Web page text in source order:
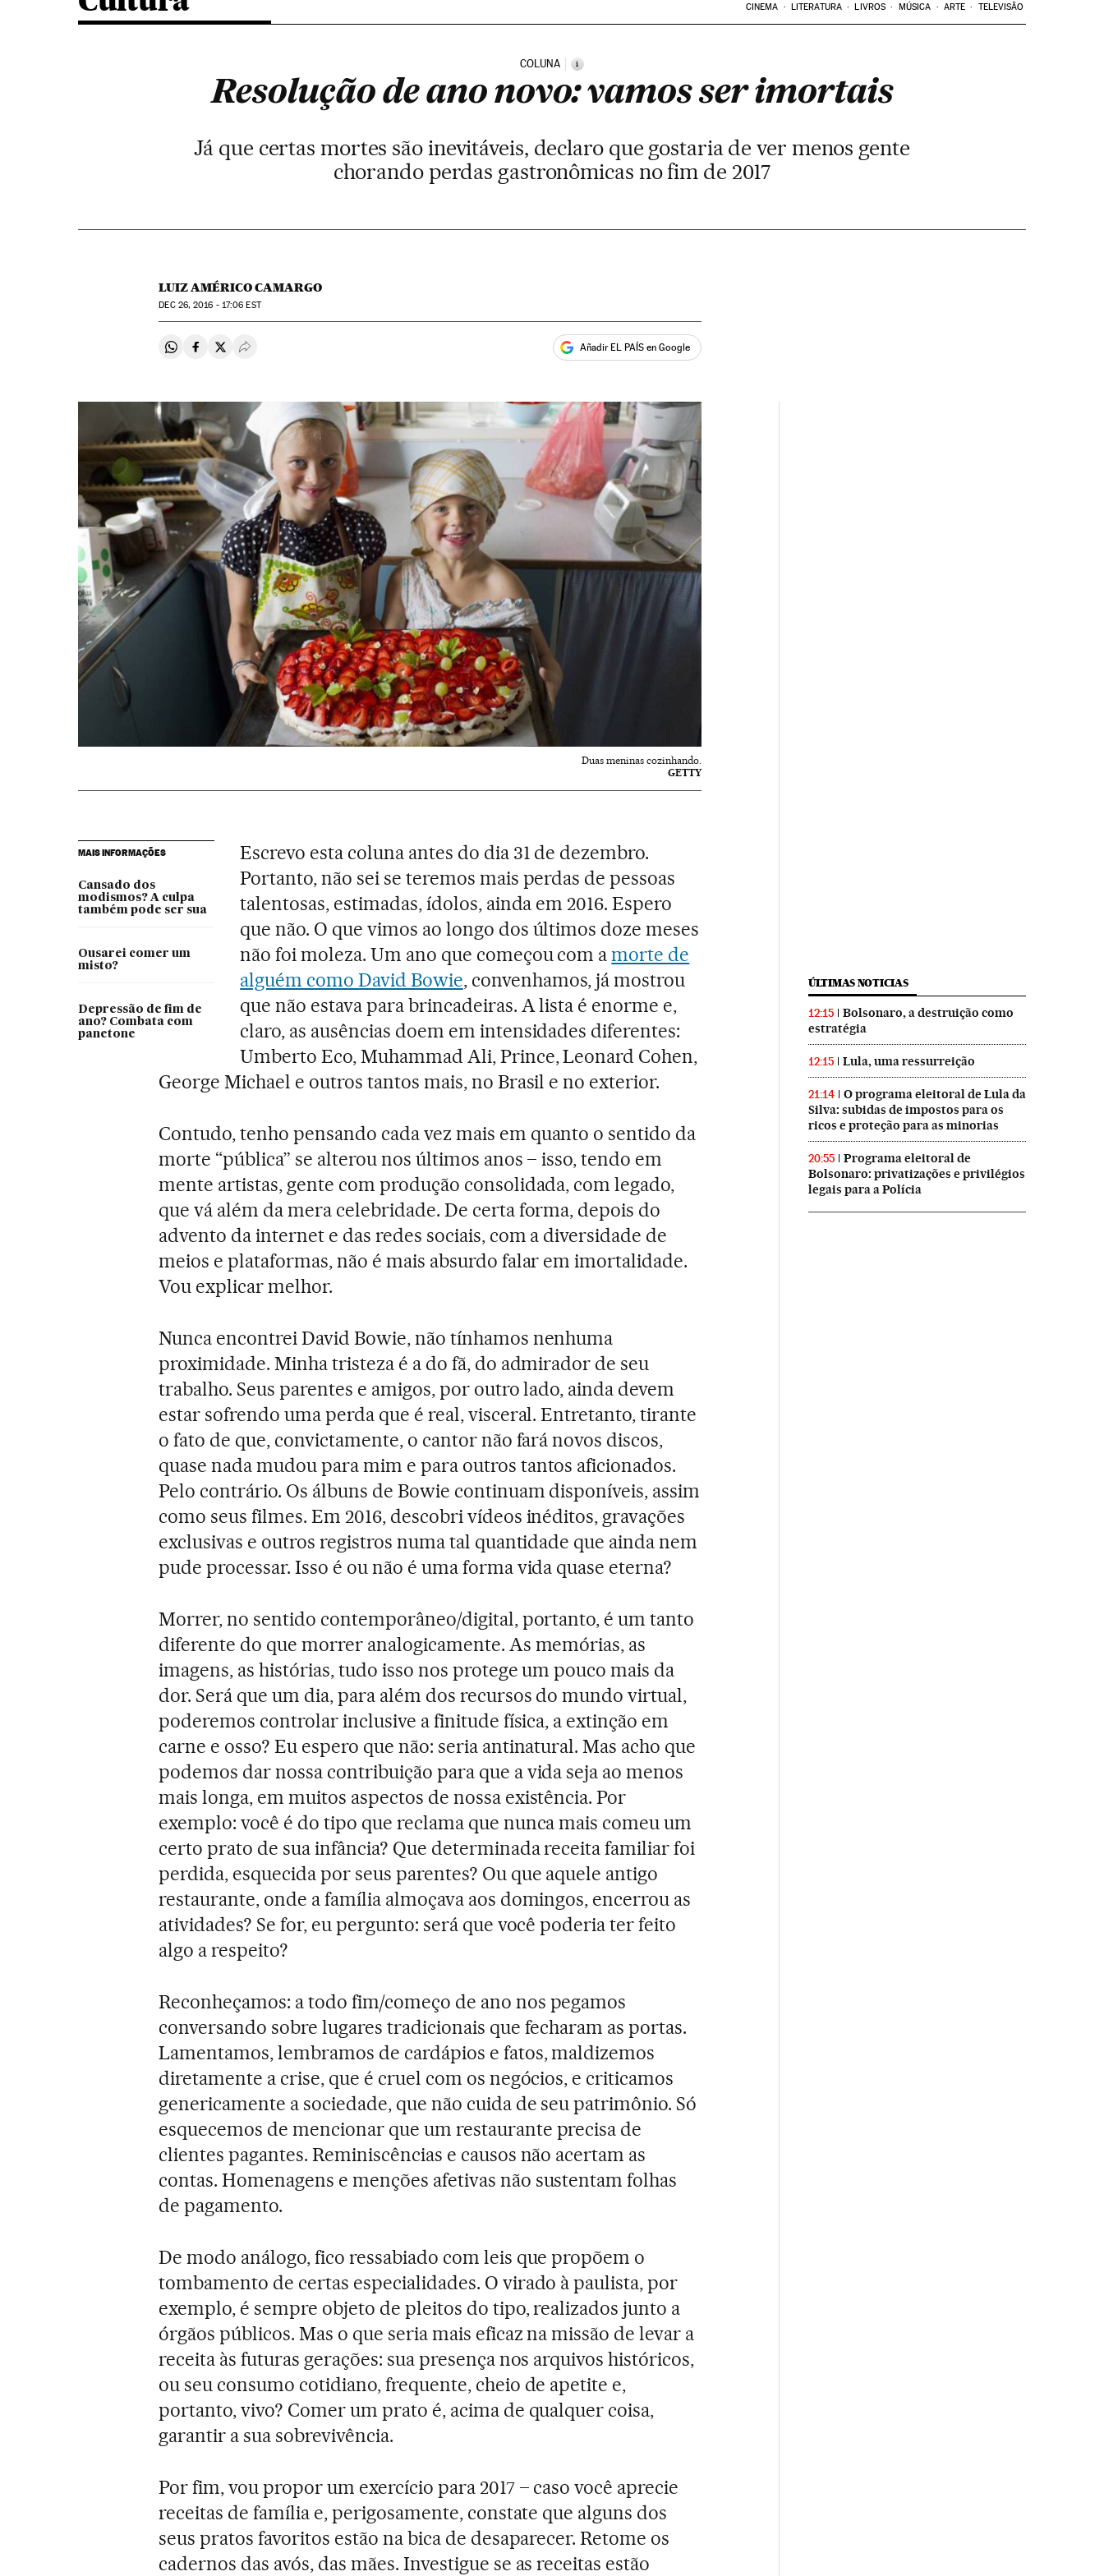
CINEMA LITERATURA LIVROS MÚSICA ARTE TELEVISÃO
COLUNA i
Resolução de ano novo: vamos ser imortais
Já que certas mortes são inevitáveis, declaro que gostaria de ver menos gente
chorando perdas gastronômicas no fim de 2017
LUIZ AMÉRICO CAMARGO
DEC26, 2016 - 17:06 EST
Compartir en Whatsapp
Compartir en Facebook
Compartir en Twitter
Desplegar Redes Sociales Añadir EL PAÍS en Google
Duas meninas cozinhando.
GETTY
MAIS INFORMAÇÕES
Cansado dos
modismos? A culpa
também pode ser sua
Ousarei comer um
misto?
Depressão de fim de
ano? Combata com
panetone
Escrevo esta coluna antes do dia 31 de dezembro.
Portanto, não sei se teremos mais perdas de pessoas
talentosas, estimadas, ídolos, ainda em 2016. Espero
que não. O que vimos ao longo dos últimos doze meses
não foi moleza. Um ano que começou com amorte de
alguém como David Bowie, convenhamos, já mostrou
que não estava para brincadeiras. A lista é enorme e,
claro, as ausências doem em intensidades diferentes:
Umberto Eco, Muhammad Ali, Prince, Leonard Cohen,
George Michael e outros tantos mais, no Brasil e no exterior.
Contudo, tenho pensando cada vez mais em quanto o sentido da
morte “pública” se alterou nos últimos anos – isso, tendo em
mente artistas, gente com produção consolidada, com legado,
que vá além da mera celebridade. De certa forma, depois do
advento da internet e das redes sociais, com a diversidade de
meios e plataformas, não é mais absurdo falar em imortalidade.
Vou explicar melhor.
Nunca encontrei David Bowie, não tínhamos nenhuma
proximidade. Minha tristeza é a do fã, do admirador de seu
trabalho. Seus parentes e amigos, por outro lado, ainda devem
estar sofrendo uma perda que é real, visceral. Entretanto, tirante
o fato de que, convictamente, o cantor não fará novos discos,
quase nada mudou para mim e para outros tantos aficionados.
Pelo contrário. Os álbuns de Bowie continuam disponíveis, assim
como seus filmes. Em 2016, descobri vídeos inéditos, gravações
exclusivas e outros registros numa tal quantidade que ainda nem
pude processar. Isso é ou não é uma forma vida quase eterna?
Morrer, no sentido contemporâneo/digital, portanto, é um tanto
diferente do que morrer analogicamente. As memórias, as
imagens, as histórias, tudo isso nos protege um pouco mais da
dor. Será que um dia, para além dos recursos do mundo virtual,
poderemos controlar inclusive a finitude física, a extinção em
carne e osso? Eu espero que não: seria antinatural. Mas acho que
podemos dar nossa contribuição para que a vida seja ao menos
mais longa, em muitos aspectos de nossa existência. Por
exemplo: você é do tipo que reclama que nunca mais comeu um
certo prato de sua infância? Que determinada receita familiar foi
perdida, esquecida por seus parentes? Ou que aquele antigo
restaurante, onde a família almoçava aos domingos, encerrou as
atividades? Se for, eu pergunto: será que você poderia ter feito
algo a respeito?
Reconheçamos: a todo fim/começo de ano nos pegamos
conversando sobre lugares tradicionais que fecharam as portas.
Lamentamos, lembramos de cardápios e fatos, maldizemos
diretamente a crise, que é cruel com os negócios, e criticamos
genericamente a sociedade, que não cuida de seu patrimônio. Só
esquecemos de mencionar que um restaurante precisa de
clientes pagantes. Reminiscências e causos não acertam as
contas. Homenagens e menções afetivas não sustentam folhas
de pagamento.
De modo análogo, fico ressabiado com leis que propõem o
tombamento de certas especialidades. O virado à paulista, por
exemplo, é sempre objeto de pleitos do tipo, realizados junto a
órgãos públicos. Mas o que seria mais eficaz na missão de levar a
receita às futuras gerações: sua presença nos arquivos históricos,
ou seu consumo cotidiano, frequente, cheio de apetite e,
portanto, vivo? Comer um prato é, acima de qualquer coisa,
garantir a sua sobrevivência.
Por fim, vou propor um exercício para 2017 – caso você aprecie
receitas de família e, perigosamente, constate que alguns dos
seus pratos favoritos estão na bica de desaparecer. Retome os
cadernos das avós, das mães. Investigue se as receitas estão
ÚLTIMAS NOTICIAS
12:15
Bolsonaro, a destruição como
estratégia
12:15 Lula, uma ressurreição
21:14
O programa eleitoral de Lula da
Silva: subidas de impostos para os
ricos e proteção para as minorias
20:55
Programa eleitoral de
Bolsonaro: privatizações e privilégios
legais para a Polícia